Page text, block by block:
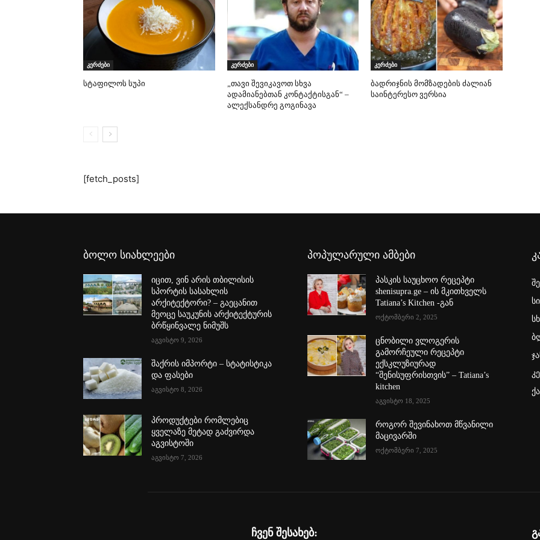
კერძები
სტაფილოს სუპი
კერძები
„თავი შევიკავოთ სხვა
ადამიანებთან კონტაქტისგან“ –
ალექსანდრე გოგინავა
კერძები
ბადრიჯნის მომზადების ძალიან
საინტერესო ვერსია
[fetch_posts]
ბოლო სიახლეები
იცით, ვინ არის თბილისის
სპორტის სასახლის
არქიტექტორი? – გაეცანით
მეოცე საუკუნის არქიტექტურის
ბრწყინვალე ნიმუშს
აგვისტო 9, 2026
შაქრის იმპორტი – სტატისტიკა
და ფასები
აგვისტო 8, 2026
პროდუქტები რომლებიც
ყველაზე მეტად გაძვირდა
აგვისტოში
აგვისტო 7, 2026
პოპულარული ამბები
პასკის საუცხოო რეცეპტი
shenisupra.ge – ის მკითხველს
Tatiana’s Kitchen -გან
ოქტომბერი 2, 2025
ცნობილი ვლოგერის
გამორჩეული რეცეპტი
ექსკლუზიურად
“შენისუფრისთვის” – Tatiana’s
kitchen
აგვისტო 18, 2025
როგორ შევინახოთ მწვანილი
მაცივარში
ოქტომბერი 7, 2025
ჩვენ შესახებ: